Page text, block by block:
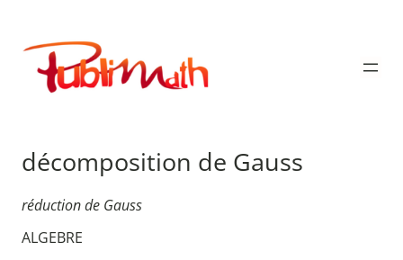
contenu
Publimath
décomposition de Gauss
réduction de Gauss
ALGEBRE